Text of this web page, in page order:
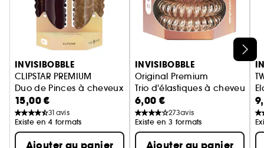
Ignorer le carrousel produits
INVISIBOBBLE
CLIPSTAR PREMIUM
Duo de Pinces à cheveux
15,00 €
31 avis
Existe en 4 formats
INVISIBOBBLE
Original Premium
Trio d'élastiques à cheveux
6,00 €
273avis
Existe en 3 formats